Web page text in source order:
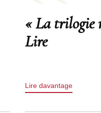
« La trilogie
Lire
Lire davantage